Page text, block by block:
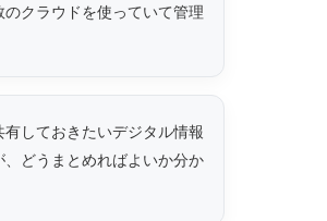
のクラウドを使っていて管理
有しておきたいデジタル情報
、どうまとめればよいか分か